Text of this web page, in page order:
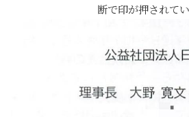
断で印が押されてい